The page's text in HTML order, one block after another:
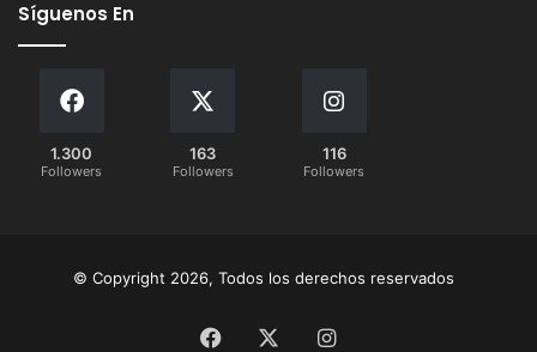
Síguenos En
1.300
Followers
163
Followers
116
Followers
© Copyright 2026, Todos los derechos reservados
Facebook Instagram